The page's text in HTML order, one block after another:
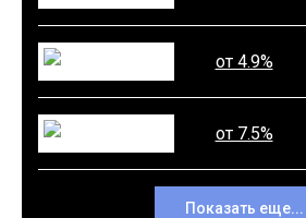
от 4.9%
от 7.5%
Показать еще...